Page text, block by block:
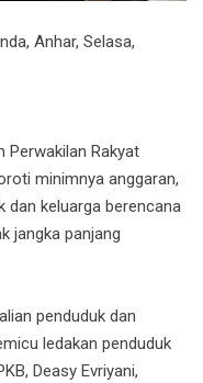
Anhar, Selasa,
Perwakilan Rakyat
minimnya anggaran,
dan keluarga berencana
jangka panjang
penduduk dan
ledakan penduduk
Deasy Evriyani,